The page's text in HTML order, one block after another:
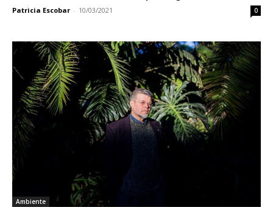
Patricia Escobar - 10/03/2021 0
Ambiente